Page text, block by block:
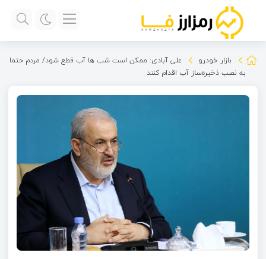
بازار خودرو
علی آبادی: ممکن است شب ها آب قطع شود/ مردم حتما
به نصب ذخیره‌ساز آب اقدام کنند